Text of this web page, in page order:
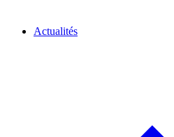
Actualités